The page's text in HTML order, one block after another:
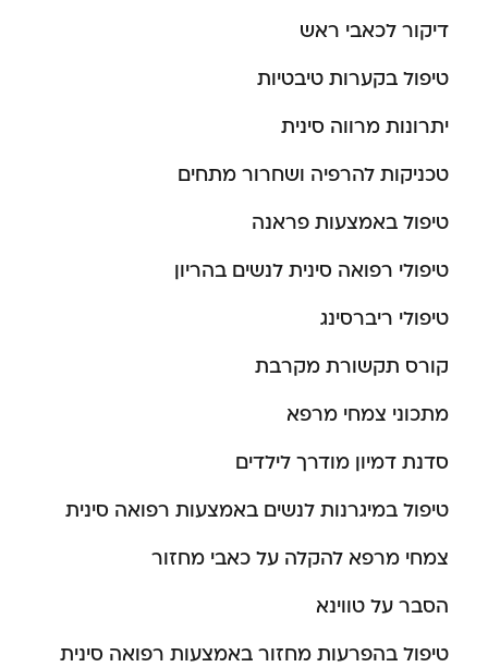
דיקור לכאבי ראש
טיפול בקערות טיבטיות
יתרונות מרווה סינית
טכניקות להרפיה ושחרור מתחים
טיפול באמצעות פראנה
טיפולי רפואה סינית לנשים בהריון
טיפולי ריברסינג
קורס תקשורת מקרבת
מתכוני צמחי מרפא
סדנת דמיון מודרך לילדים
טיפול במיגרנות לנשים באמצעות רפואה סינית
צמחי מרפא להקלה על כאבי מחזור
הסבר על טווינא
טיפול בהפרעות מחזור באמצעות רפואה סינית